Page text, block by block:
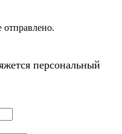
персональный